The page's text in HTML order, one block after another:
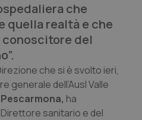
che
quella realtà e che
del
che si è svolto ieri,
generale dell’Ausl Valle
ha
sanitario e del